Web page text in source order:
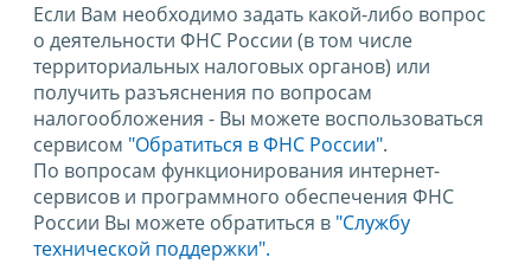
Если Вам необходимо задать какой-либо вопрос
о деятельности ФНС России (в том числе
территориальных налоговых органов) или
получить разъяснения по вопросам
налогообложения - Вы можете воспользоваться
сервисом "Обратиться в ФНС России".
По вопросам функционирования интернет-
сервисов и программного обеспечения ФНС
России Вы можете обратиться в "Службу
технической поддержки".